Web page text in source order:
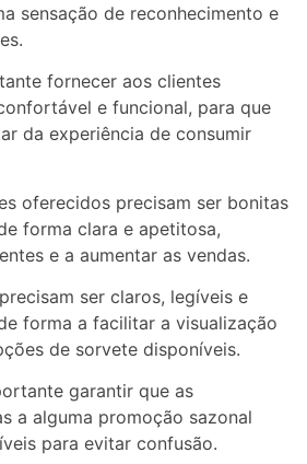
sensação de reconhecimento e
fornecer aos clientes
e funcional, para que
da experiência de consumir
oferecidos precisam ser bonitas
forma clara e apetitosa,
e a aumentar as vendas.
ser claros, legíveis e
forma a facilitar a visualização
de sorvete disponíveis.
garantir que as
a alguma promoção sazonal
para evitar confusão.